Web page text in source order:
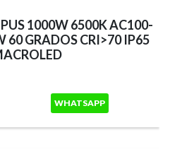
1000W 6500K AC100-
60 GRADOS CRI>70 IP65
WHATSAPP